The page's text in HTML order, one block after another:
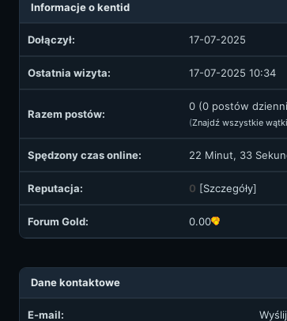
Informacje o kentid
Dołączył: 17-07-2025
Ostatnia wizyta: 17-07-2025 10:34
Razem postów:
0 (0 postów
(Znajdź wszystkie wątki
Spędzony czas online: 22 Minut, 33
Reputacja: 0 [Szczegóły]
Forum Gold: 0.00
Dane kontaktowe
E-mail: